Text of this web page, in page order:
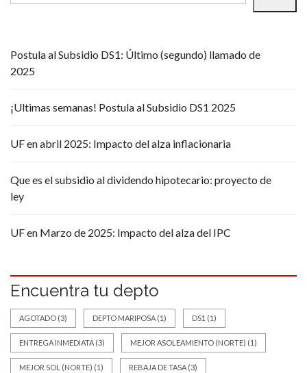
Postula al Subsidio DS1: Último (segundo) llamado de
2025
¡Ultimas semanas! Postula al Subsidio DS1 2025
UF en abril 2025: Impacto del alza inflacionaria
Que es el subsidio al dividendo hipotecario: proyecto de
ley
UF en Marzo de 2025: Impacto del alza del IPC
Encuentra tu depto
AGOTADO (3) DEPTO MARIPOSA (1) DS1 (1)
ENTREGA INMEDIATA (3) MEJOR ASOLEAMIENTO (NORTE) (1)
MEJOR SOL (NORTE) (1) REBAJA DE TASA (3)